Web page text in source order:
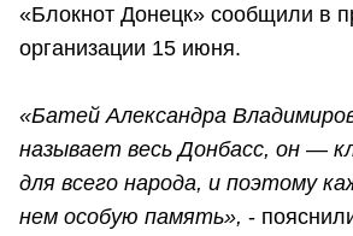
«Блокнот Донецк» сообщили в
организации 15 июня.
«Батей Александра
называет весь Донбасс, он —
для всего народа, и поэтому
нем особую память», -